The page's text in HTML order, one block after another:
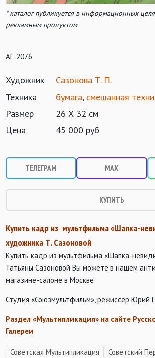
* каталог публикуется в информационных
рекламным продуктом
АГ-2076
Художник
Сазонова Т. П.
Техника
бумага, смешанная
Размер
26 Х 32 см
Цена
45 000 руб
ТЕЛЕГРАМ MAX
КУПИТЬ
Купить кадр из мультфильма «Шапка-
художника Т. Сазоновой
Купить кадр из мультфильма «Шапка-
Татьяны Сазоновой Вы можете в нашем
магазине-салоне в Москве
Студия «Союзмультфильм», режиссер Юрий
Раздел «Мультипликация» на сайте
Галереи
Советская Мультипликация
Советский